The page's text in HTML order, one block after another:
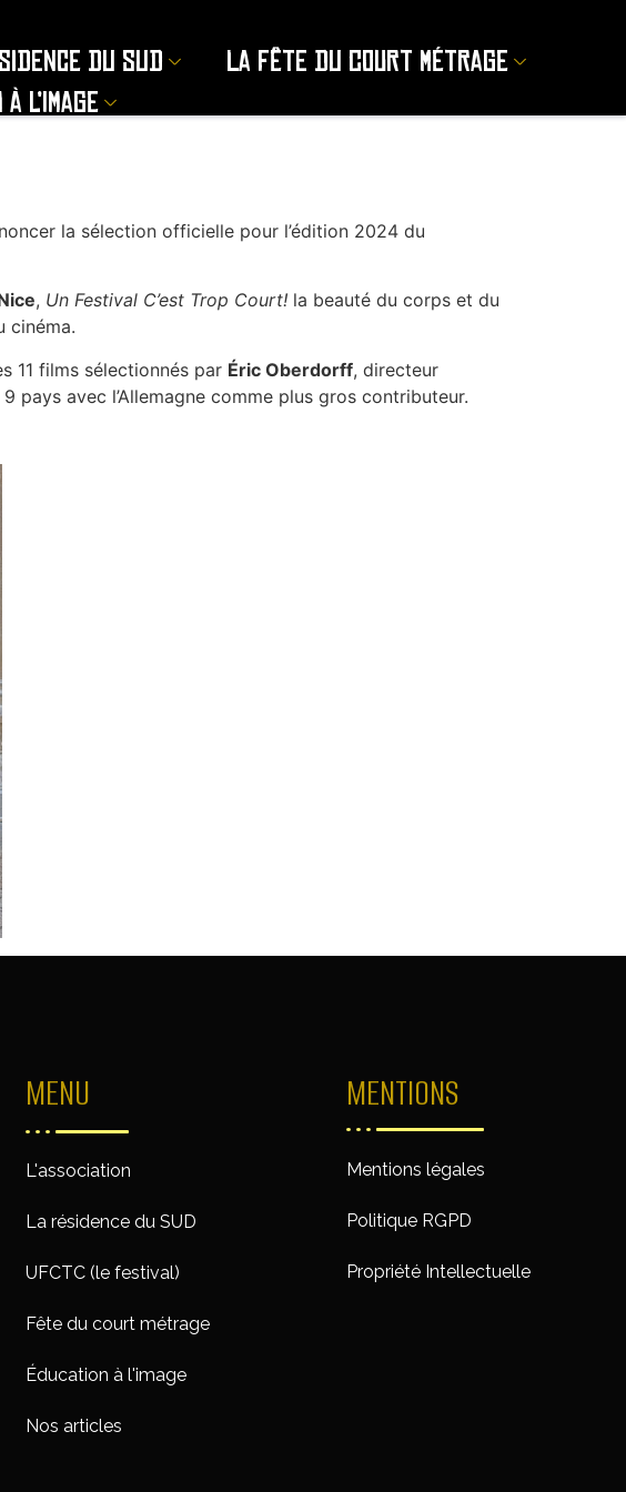
du sud
La Fête du court métrage
l’image
la sélection officielle pour l’édition 2024 du
, Un Festival C’est Trop Court! la beauté du corps et du
cinéma.
11 films sélectionnés par Éric Oberdorff, directeur
pays avec l’Allemagne comme plus gros contributeur.
MENU
L'association
La résidence du SUD
UFCTC (le festival)
Fête du court métrage
Éducation à l'image
Nos articles
MENTIONS
Mentions légales
Politique RGPD
Propriété Intellectuelle